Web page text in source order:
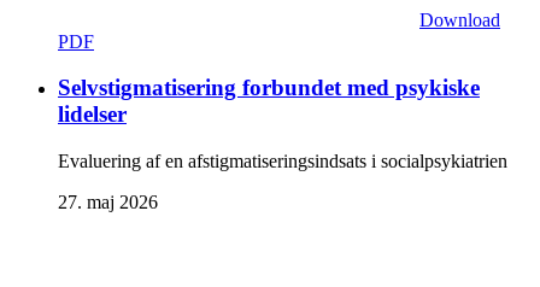
Download
PDF
Selvstigmatisering forbundet med psykiske
lidelser
Evaluering af en afstigmatiseringsindsats i socialpsykiatrien
27. maj 2026